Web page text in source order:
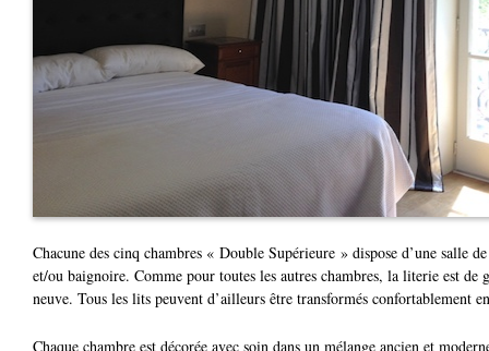
Chacune des cinq chambres « Double Supérieure » dispose d’une salle
et/ou baignoire. Comme pour toutes les autres chambres, la literie est de
neuve. Tous les lits peuvent d’ailleurs être transformés confortablement
Chaque chambre est décorée avec soin dans un mélange ancien et